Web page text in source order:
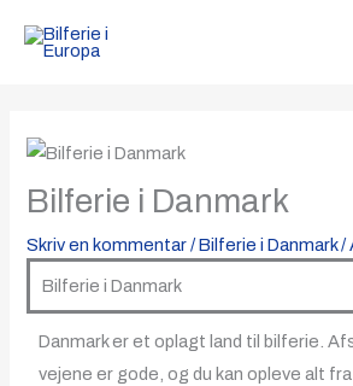
Bilferie i Danmark
Skriv en kommentar /Bilferie i Danmark/
Bilferie i Danmark
Danmark er et oplagt land til bilferie.
vejene er gode, og du kan opleve alt